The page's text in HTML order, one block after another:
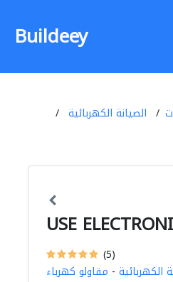
Buildeey
الصيانة الكهربائية
USE
(5)
الكهربائية - مقاولو كهرباء